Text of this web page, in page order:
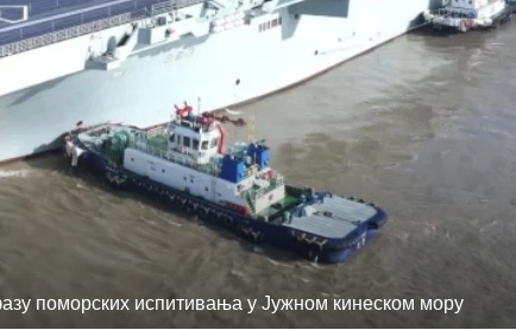
поморских испитивања у Јужном кинеском мору